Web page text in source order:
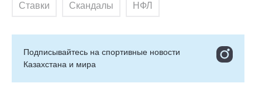
Ставки Скандалы НФЛ
Подписывайтесь на cпортивные новости
Казахстана и мира